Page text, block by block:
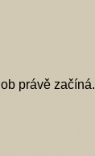
právě začíná.